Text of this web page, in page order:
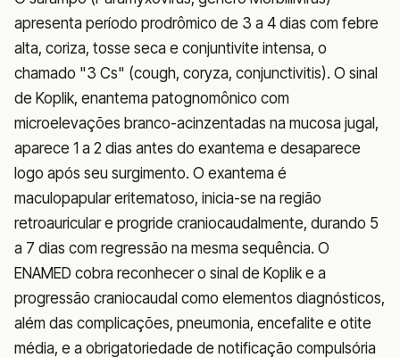
apresenta período prodrômico de 3 a 4 dias com febre
alta, coriza, tosse seca e conjuntivite intensa, o
chamado "3 Cs" (cough, coryza, conjunctivitis). O sinal
de Koplik, enantema patognomônico com
microelevações branco-acinzentadas na mucosa jugal,
aparece 1 a 2 dias antes do exantema e desaparece
logo após seu surgimento. O exantema é
maculopapular eritematoso, inicia-se na região
retroauricular e progride craniocaudalmente, durando 5
a 7 dias com regressão na mesma sequência. O
ENAMED cobra reconhecer o sinal de Koplik e a
progressão craniocaudal como elementos diagnósticos,
além das complicações, pneumonia, encefalite e otite
média, e a obrigatoriedade de notificação compulsória